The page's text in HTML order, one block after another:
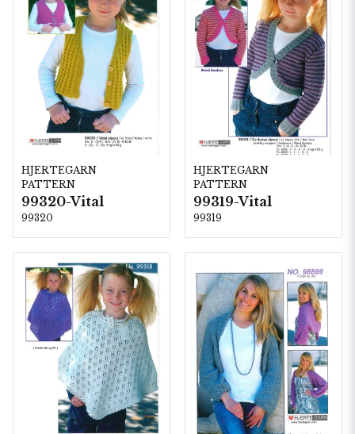
HJERTEGARN
PATTERN
99320-Vital
99320
HJERTEGARN
PATTERN
99319-Vital
99319